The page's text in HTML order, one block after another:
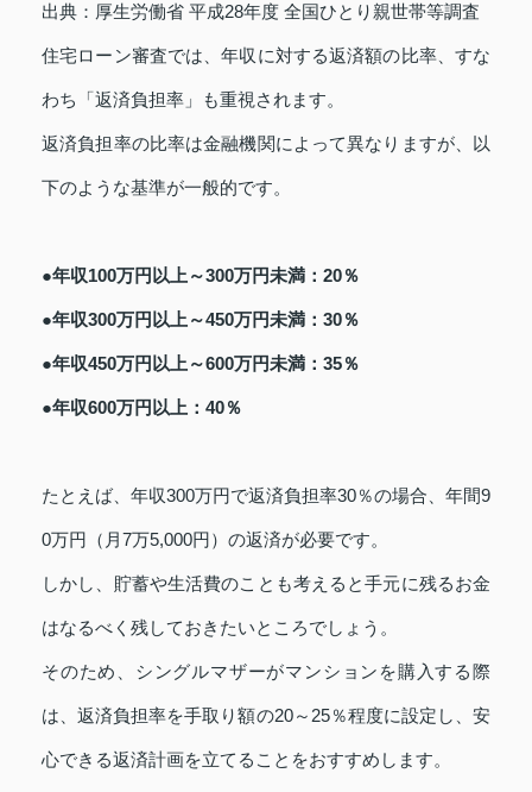
出典：厚生労働省 平成28年度 全国ひとり親世帯等調査
住宅ローン審査では、年収に対する返済額の比率、すな
わち「返済負担率」も重視されます。
返済負担率の比率は金融機関によって異なりますが、以
下のような基準が一般的です。
●年収100万円以上～300万円未満：20％
●年収300万円以上～450万円未満：30％
●年収450万円以上～600万円未満：35％
●年収600万円以上：40％
たとえば、年収300万円で返済負担率30％の場合、年間9
0万円（月7万5,000円）の返済が必要です。
しかし、貯蓄や生活費のことも考えると手元に残るお金
はなるべく残しておきたいところでしょう。
そのため、シングルマザーがマンションを購入する際
は、返済負担率を手取り額の20～25％程度に設定し、安
心できる返済計画を立てることをおすすめします。